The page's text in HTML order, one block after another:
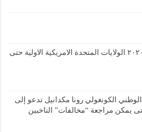
نتائج الانتخابات ٢٠٢٠ الولايات المتحدة الامريكية الاولية حتى
الكونغولي رونا مكدانيل تدعو إلى
يمكن مراجعة “مخالفات” الناخبين